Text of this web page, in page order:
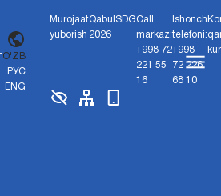
O'ZB
РУС
ENG
Murojaat
yuborish
Qabul
2026
SDGCall
markaz:
+998 72
221 55
16
Ishonch
telefoni:
+998
72 226
68 10